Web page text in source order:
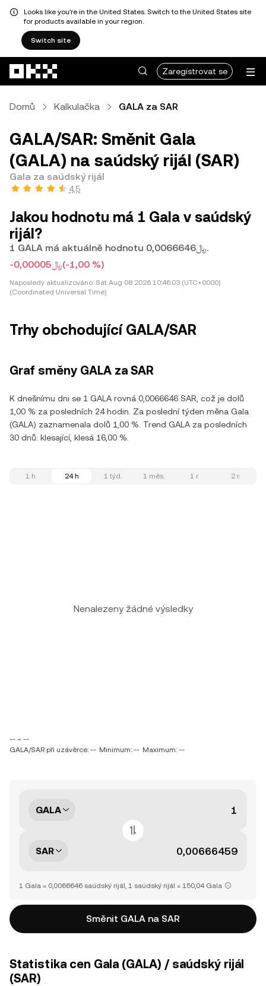
Looks like you're in the United States. Switch to the United States site
for products available in your region.
Switch site
Zaregistrovat se
Domů Kalkulačka GALA za SAR
GALA/SAR: Směnit Gala
(GALA) na saúdský rijál (SAR)
Gala za saúdský rijál
4,5
Jakou hodnotu má 1 Gala v saúdský
rijál?
1 GALA má aktuálně hodnotu ﷼0,0066646.
-﷼0,00005(-1,00 %)
Naposledy aktualizováno: Sat Aug 08 2026 10:46:03 (UTC+0000)
(Coordinated Universal Time)
Trhy obchodující GALA/SAR
Graf směny GALA za SAR
K dnešnímu dni se 1 GALA rovná 0,0066646 SAR, což je dolů
1,00 % za posledních 24 hodin. Za poslední týden měna Gala
(GALA) zaznamenala dolů 1,00 %. Trend GALA za posledních
30 dnů: klesající, klesá 16,00 %.
1 h 24 h 1 týd. 1 měs. 1 r. 2 r.
Nenalezeny žádné výsledky
-- ~ --
GALA/SAR při uzávěrce: -- Minimum: -- Maximum: --
GALA
SAR
1 Gala = 0,0066646 saúdský rijál, 1 saúdský rijál = 150,04 Gala
Směnit GALA na SAR
Statistika cen Gala (GALA) / saúdský rijál
(SAR)